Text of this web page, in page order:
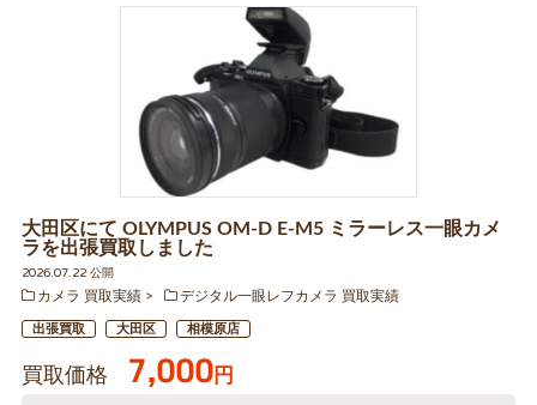
大田区にて OLYMPUS OM-D E-M5 ミラーレス一眼カメ
ラを出張買取しました
2026.07.22 公開
カメラ 買取実績
デジタル一眼レフカメラ 買取実績
出張買取 大田区 相模原店
買取価格 7,000円